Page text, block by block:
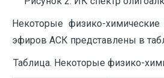
Некоторые физико-химические
эфиров АСК представлены в
Таблица. Некоторые физико-